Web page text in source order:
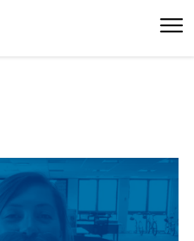
MORE